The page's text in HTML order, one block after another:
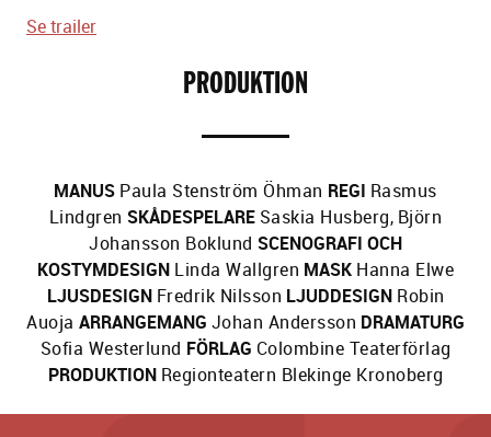
Se trailer
PRODUKTION
MANUS Paula Stenström Öhman REGI Rasmus
Lindgren SKÅDESPELARE Saskia Husberg, Björn
Johansson Boklund SCENOGRAFI OCH
KOSTYMDESIGN Linda Wallgren MASK Hanna Elwe
LJUSDESIGN Fredrik Nilsson LJUDDESIGN Robin
Auoja ARRANGEMANG Johan Andersson DRAMATURG
Sofia Westerlund FÖRLAG Colombine Teaterförlag
PRODUKTION Regionteatern Blekinge Kronoberg